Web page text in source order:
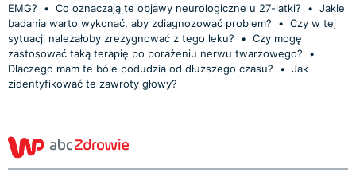
EMG?
• Co oznaczają te objawy neurologiczne u 27-latki? • Jakie
badania warto wykonać, aby zdiagnozować problem?
• Czy w tej
sytuacji należałoby zrezygnować z tego leku?
• Czy mogę
zastosować taką terapię po porażeniu nerwu twarzowego?
•
Dlaczego mam te bóle podudzia od dłuższego czasu?
• Jak
zidentyfikować te zawroty głowy?